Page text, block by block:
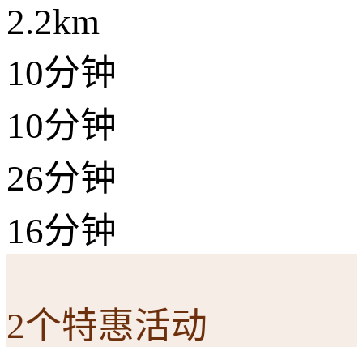
2.2km
10分钟
10分钟
26分钟
16分钟
2个特惠活动